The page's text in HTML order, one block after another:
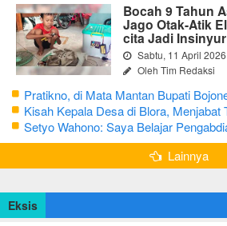
Bocah 9 Tahun
Jago Otak-Atik
cita Jadi Insinyur
Sabtu, 11 April
Oleh Tim Redaksi
Pratikno, di Mata Mantan Bupati
Kisah Kepala Desa di Blora, Menjabat
Masih Hidup Sederhana
Setyo Wahono: Saya Belajar
Lainnya
Eksis